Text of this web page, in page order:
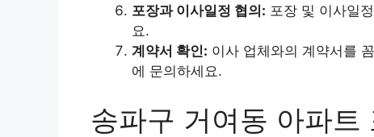
포장과 이사일정 협의: 포장 및 이사일
요.
계약서 확인: 이사 업체와의 계약서를
에 문의하세요.
송파구 거여동 아파트